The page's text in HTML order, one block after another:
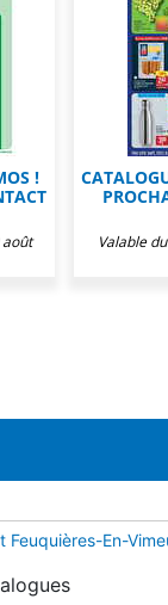
!
août
Valable
Feuquières-En-